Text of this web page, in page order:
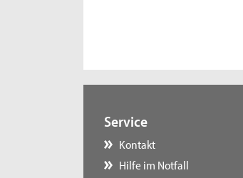
Service
Kontakt
Hilfe im Notfall